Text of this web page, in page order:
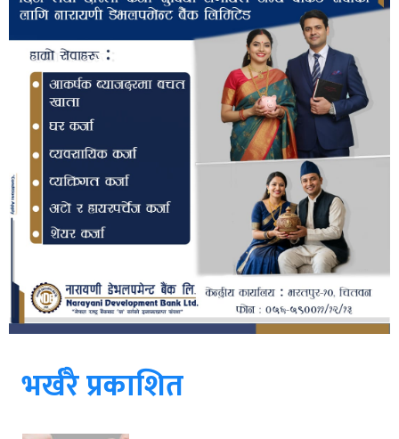
भर्खरै प्रकाशित